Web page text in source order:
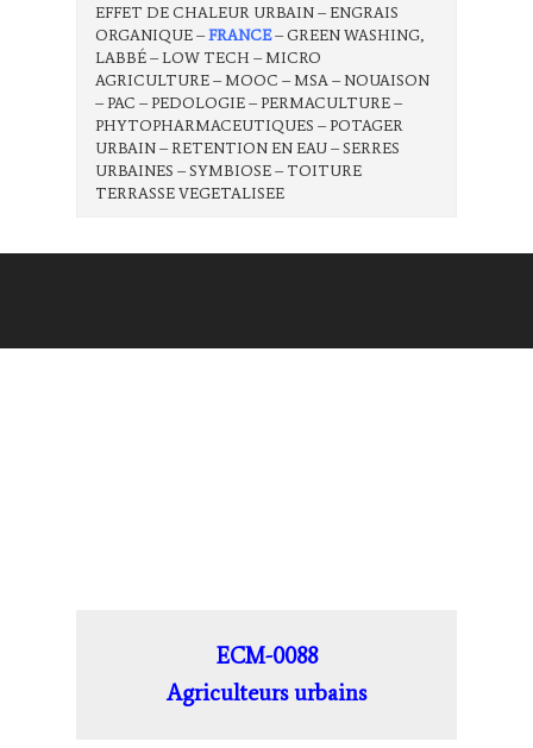
EFFET DE CHALEUR URBAIN – ENGRAIS
ORGANIQUE –FRANCE – GREEN WASHING,
LABBÉ – LOW TECH – MICRO
AGRICULTURE – MOOC – MSA – NOUAISON
– PAC – PEDOLOGIE – PERMACULTURE –
PHYTOPHARMACEUTIQUES – POTAGER
URBAIN – RETENTION EN EAU – SERRES
URBAINES – SYMBIOSE – TOITURE
TERRASSE VEGETALISEE
ECM-0088
Agriculteurs urbains